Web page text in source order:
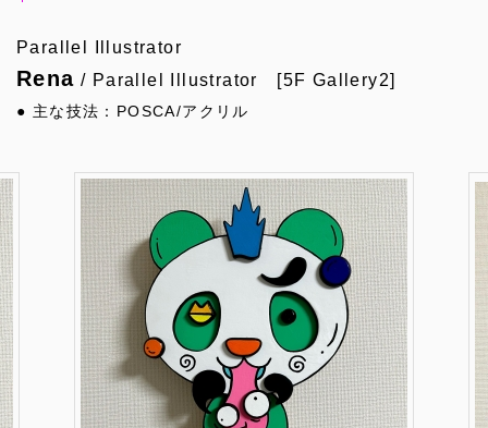
Parallel Illustrator
Rena / Parallel Illustrator [5F Gallery2]
● 主な技法：POSCA/アクリル